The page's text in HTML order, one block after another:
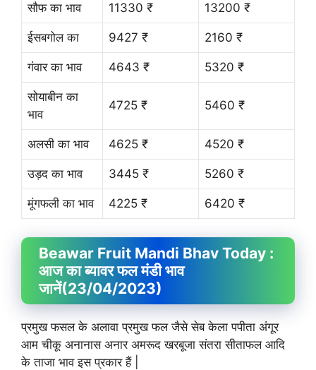
सौफ का भाव 11330 ₹ 13200 ₹
ईसबगोल का 9427 ₹ 2160 ₹
गंवार का भाव 4643 ₹ 5320 ₹
सोयाबीन का
भाव
4725 ₹ 5460 ₹
अलसी का भाव 4625 ₹ 4520 ₹
उड़द का भाव 3445 ₹ 5260 ₹
मूंगफली का भाव 4225 ₹ 6420 ₹
Beawar Fruit Mandi Bhav Today :
आज का ब्यावर फल मंडी भाव
जानें(23/04/2023)
प्रमुख फसल के अलावा प्रमुख फल जैसे सेब केला पपीता अंगूर
आम चीकू अनानास अनार अमरूद खरबूजा संतरा सीताफल आदि
के ताजा भाव इस प्रकार हैं |